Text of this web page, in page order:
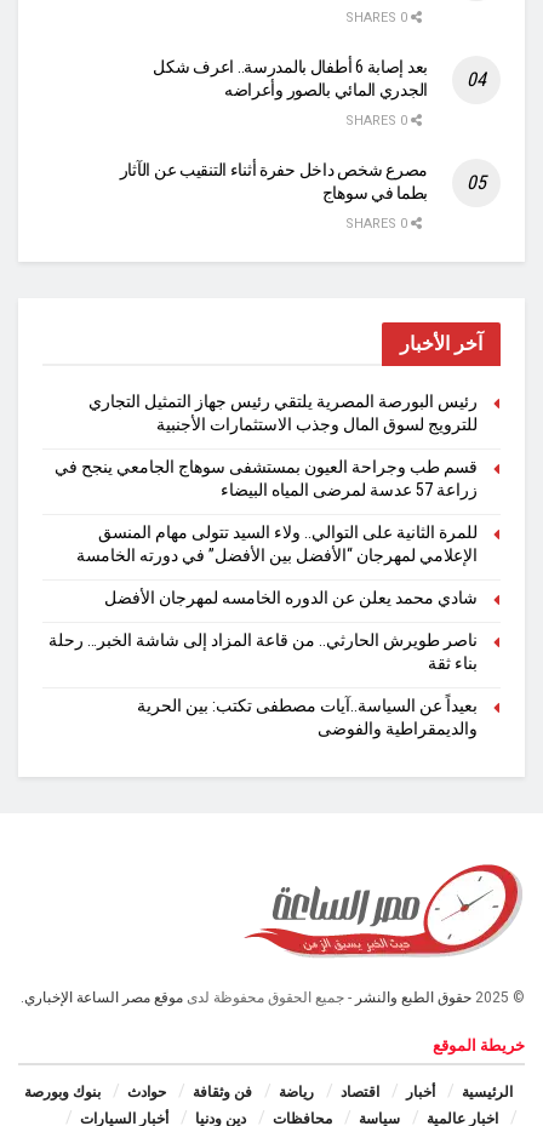
بعد إصابة 6 أطفال بالمدرسة.. اعرف شكل
الجدري المائي بالصور وأعراضه
مصرع شخص داخل حفرة أثناء التنقيب عن الآثار
بطما في سوهاج
آخر الأخبار
رئيس البورصة المصرية يلتقي رئيس جهاز التمثيل التجاري
للترويج لسوق المال وجذب الاستثمارات الأجنبية
قسم طب وجراحة العيون بمستشفى سوهاج الجامعي ينجح في
زراعة 57 عدسة لمرضى المياه البيضاء
للمرة الثانية على التوالي.. ولاء السيد تتولى مهام المنسق
الإعلامي لمهرجان “الأفضل بين الأفضل” في دورته الخامسة
شادي محمد يعلن عن الدوره الخامسه لمهرجان الأفضل
ناصر طويرش الحارثي.. من قاعة المزاد إلى شاشة الخبر… رحلة
بناء ثقة
بعيداً عن السياسة..آيات مصطفى تكتب: بين الحرية
والديمقراطية والفوضى
© 2025 حقوق الطبع والنشر - جميع الحقوق محفوظة لدى موقع مصر الساعة الإخباري.
خريطة الموقع
الرئيسية أخبار اقتصاد رياضة فن وثقافة حوادث
بنوك وبورصة
اخبار عالمية
سياسة محافظات دين ودنيا أخبار السيارات